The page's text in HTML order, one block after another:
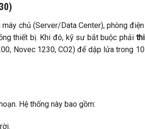
chủ (Server/Data Center), phòng điện
thiết bị. Khi đó, kỹ sư bắt buộc phải thi
Novec 1230, CO2) để dập lửa trong 10
Hệ thống này bao gồm: